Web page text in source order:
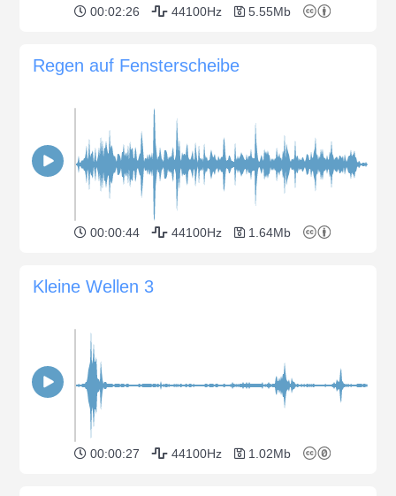
00:02:26 44100Hz 5.55Mb
Regen auf Fensterscheibe
00:00:44 44100Hz 1.64Mb
Kleine Wellen 3
00:00:27 44100Hz 1.02Mb